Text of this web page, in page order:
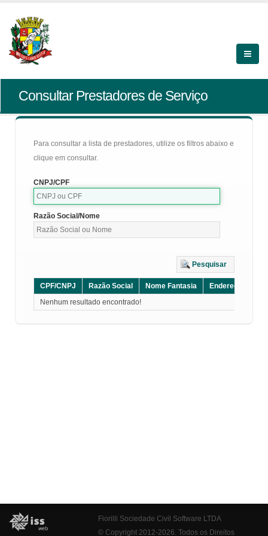
Consultar Prestadores de Serviço
Para consultar a lista de prestadores, utilize os filtros abaixo e
clique em consultar.
CNPJ/CPF
Razão Social/Nome
Pesquisar
CPF/CNPJ Razão Social Nome Fantasia Endereço
Nenhum resultado encontrado!
Fiorilli Sociedade Civil Software LTDA
© Copyright 2012-2026. Todos os Direitos